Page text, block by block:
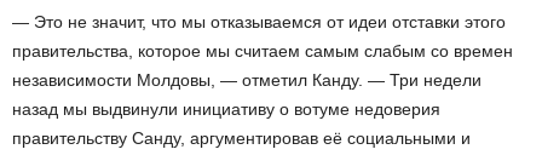
— Это не значит, что мы отказываемся от идеи отставки этого
правительства, которое мы считаем самым слабым со времен
независимости Молдовы, — отметил Канду. — Три недели
назад мы выдвинули инициативу о вотуме недоверия
правительству Санду, аргументировав её социальными и